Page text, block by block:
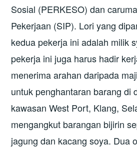
Sosial (PERKESO) dan
Pekerjaan (SIP). Lori yang
kedua pekerja ini adalah milik
pekerja ini juga harus hadir
menerima arahan daripada
untuk penghantaran barang di
kawasan West Port, Klang,
mengangkut barangan bijirin
jagung dan kacang soya. Dua